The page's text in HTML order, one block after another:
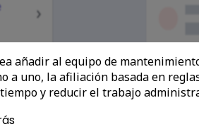
añadir al equipo de
a uno, la afiliación basada en
y reducir el trabajo